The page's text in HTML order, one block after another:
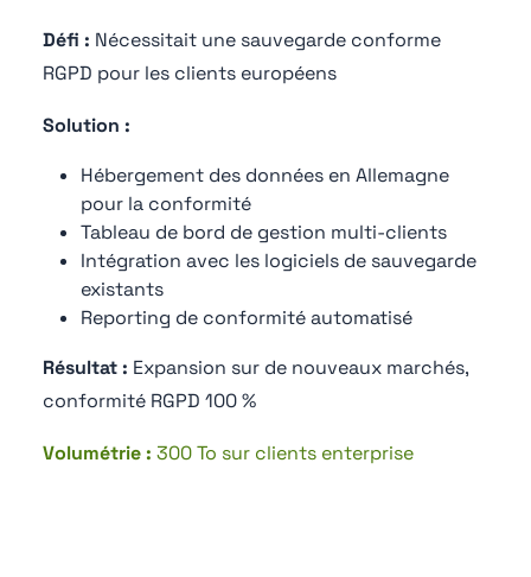
Défi : Nécessitait une sauvegarde conforme
RGPD pour les clients européens
Solution :
Hébergement des données en Allemagne
pour la conformité
Tableau de bord de gestion multi-clients
Intégration avec les logiciels de sauvegarde
existants
Reporting de conformité automatisé
Résultat : Expansion sur de nouveaux marchés,
conformité RGPD 100 %
Volumétrie : 300 To sur clients enterprise